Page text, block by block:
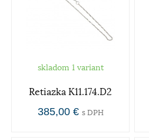
skladom 1 variant
Retiazka K11.174.D2
385,00 € s DPH